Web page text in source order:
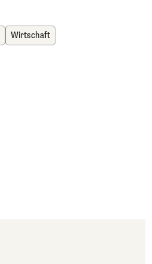
Wirtschaft